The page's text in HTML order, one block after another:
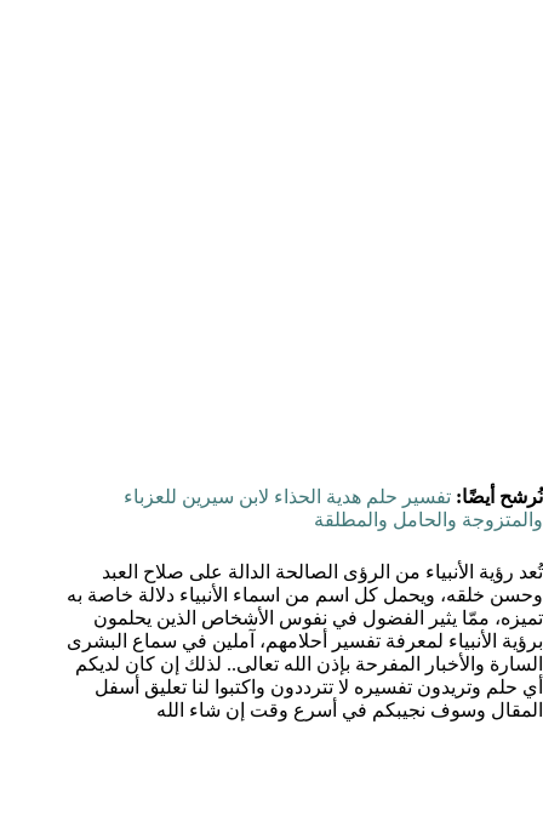
نُرشح أيضًا: تفسير حلم هدية الحذاء لابن سيرين للعزباء
والمتزوجة والحامل والمطلقة
تُعد رؤية الأنبياء من الرؤى الصالحة الدالة على صلاح العبد
وحسن خلقه، ويحمل كل اسم من اسماء الأنبياء دلالة خاصة به
تميزه، ممّا يثير الفضول في نفوس الأشخاص الذين يحلمون
برؤية الأنبياء لمعرفة تفسير أحلامهم، آملين في سماع البشرى
السارة والأخبار المفرحة بإذن الله تعالى.. لذلك إن كان لديكم
أي حلم وتريدون تفسيره لا تترددون واكتبوا لنا تعليق أسفل
المقال وسوف نجيبكم في أسرع وقت إن شاء الله